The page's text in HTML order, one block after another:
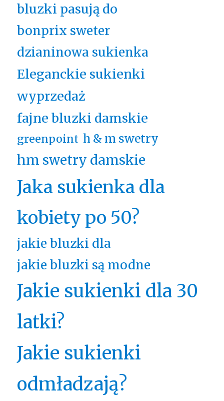
bluzki pasują do
bonprix sweter
dzianinowa sukienka
Eleganckie sukienki
wyprzedaż
fajne bluzki damskie
greenpoint h & m swetry
hm swetry damskie
Jaka sukienka dla
kobiety po 50?
jakie bluzki dla
jakie bluzki są modne
Jakie sukienki dla 30
latki?
Jakie sukienki
odmładzają?